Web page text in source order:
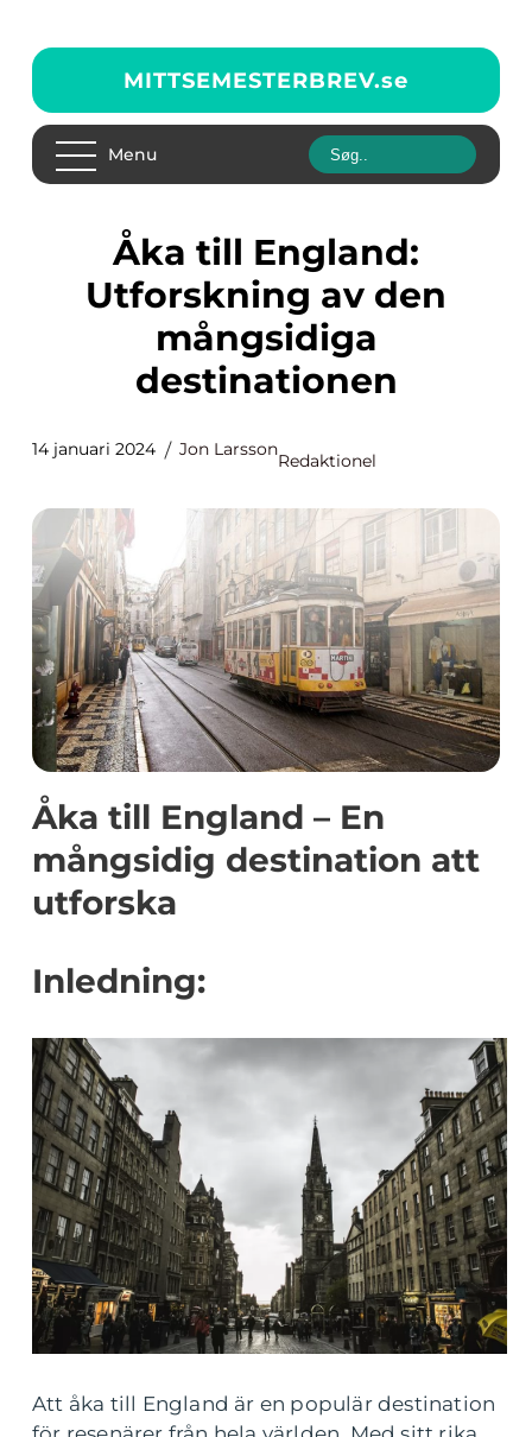
MITTSEMESTERBREV.se
Menu
Åka till England:
Utforskning av den
mångsidiga
destinationen
14 januari 2024 Jon Larsson
Redaktionel
Åka till England – En
mångsidig destination att
utforska
Inledning:
Att åka till England är en populär destination